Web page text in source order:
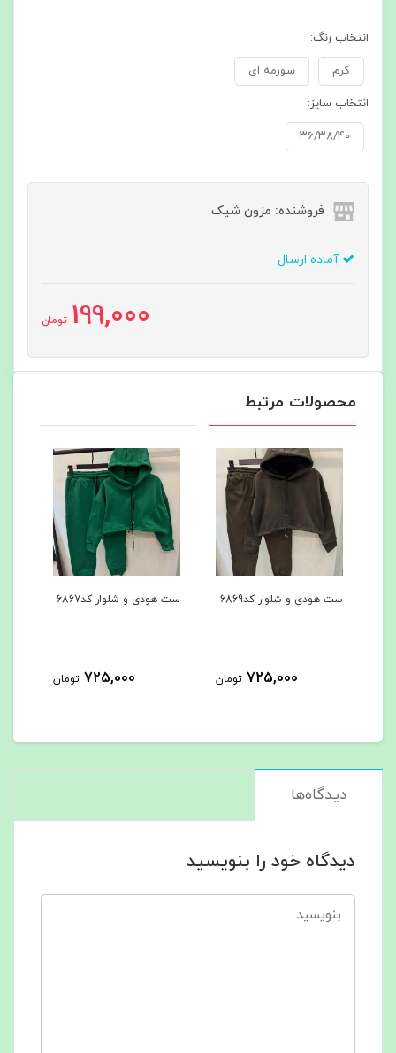
انتخاب رنگ:
کرم سورمه ای
انتخاب سایز:
۳۶/۳۸/۴۰
فروشنده: مزون شیک
آماده ارسال
199,000 تومان
محصولات مرتبط
ست هودی و شلوار کد6869
725,000 تومان
ست هودی و شلوار کد6867
725,000 تومان
دیدگاه‌ها
دیدگاه خود را بنویسید